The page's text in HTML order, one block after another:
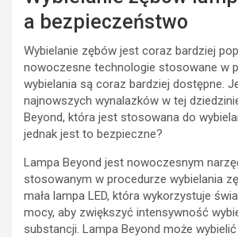
a bezpieczeństwo
Wybielanie zębów jest coraz bardziej
nowoczesne technologie stosowane w
wybielania są coraz bardziej dostępne.
najnowszych wynalazków w tej
Beyond, która jest stosowana do
jednak jest to bezpieczne?
Lampa Beyond jest nowoczesnym
stosowanym w procedurze wybielania
mała lampa LED, która wykorzystuje
mocy, aby zwiększyć intensywność
substancji. Lampa Beyond może